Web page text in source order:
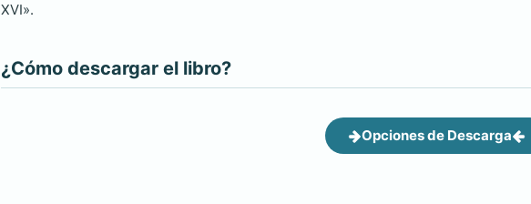
XVI».
¿Cómo descargar el libro?
Opciones de Descarga